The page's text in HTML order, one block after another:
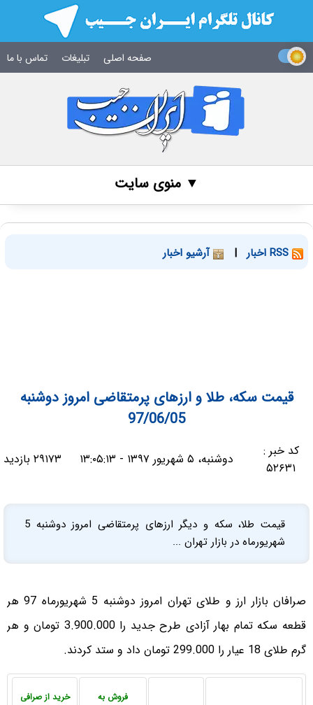
صفحه اصلی تبلیغات تماس با ما
▼ منوی سایت
| آرشیو اخبار
قیمت سکه، طلا و ارزهای پرمتقاضی امروز دوشنبه
97/06/05
کد خبر :
۵۲۶۳۱
دوشنبه، ۵ شهریور ۱۳۹۷ - ۱۳:۰۵:۱۳ ۲۹۱۷۳ بازدید
قیمت طلا، سکه و دیگر ارزهای پرمتقاضی امروز دوشنبه 5
شهریورماه در بازار تهران ...
صرافان بازار ارز و طلای تهران امروز دوشنبه 5 شهریورماه 97 هر
قطعه سکه تمام بهار آزادی طرح جدید را 3.900.000 تومان و هر
گرم طلای 18 عیار را 299.000 تومان داد و ستد کردند.
فروش به
خرید از صرافی